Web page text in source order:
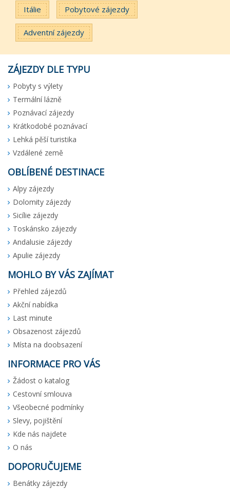
Itálie Pobytové zájezdy
Adventní zájezdy
ZÁJEZDY DLE TYPU
Pobyty s výlety
Termální lázně
Poznávací zájezdy
Krátkodobé poznávací
Lehká pěší turistika
Vzdálené země
OBLÍBENÉ DESTINACE
Alpy zájezdy
Dolomity zájezdy
Sicílie zájezdy
Toskánsko zájezdy
Andalusie zájezdy
Apulie zájezdy
MOHLO BY VÁS ZAJÍMAT
Přehled zájezdů
Akční nabídka
Last minute
Obsazenost zájezdů
Místa na doobsazení
INFORMACE PRO VÁS
Žádost o katalog
Cestovní smlouva
Všeobecné podmínky
Slevy, pojištění
Kde nás najdete
O nás
DOPORUČUJEME
Benátky zájezdy